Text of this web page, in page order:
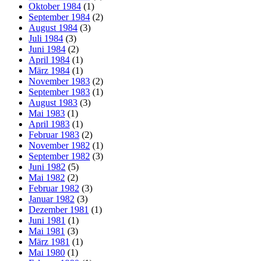
Oktober 1984 (1)
September 1984 (2)
August 1984 (3)
Juli 1984 (3)
Juni 1984 (2)
April 1984 (1)
März 1984 (1)
November 1983 (2)
September 1983 (1)
August 1983 (3)
Mai 1983 (1)
April 1983 (1)
Februar 1983 (2)
November 1982 (1)
September 1982 (3)
Juni 1982 (5)
Mai 1982 (2)
Februar 1982 (3)
Januar 1982 (3)
Dezember 1981 (1)
Juni 1981 (1)
Mai 1981 (3)
März 1981 (1)
Mai 1980 (1)